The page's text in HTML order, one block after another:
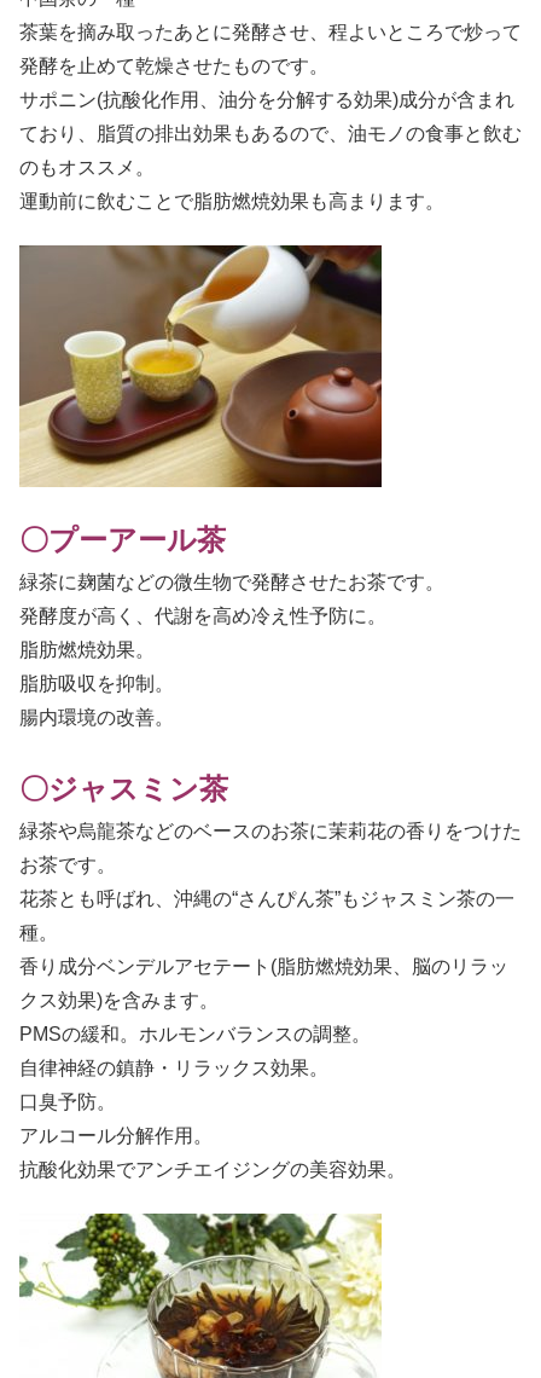
茶葉を摘み取ったあとに発酵させ、程よいところで炒って
発酵を止めて乾燥させたものです。
サポニン(抗酸化作用、油分を分解する効果)成分が含まれ
ており、脂質の排出効果もあるので、油モノの食事と飲む
のもオススメ。
運動前に飲むことで脂肪燃焼効果も高まります。
〇プーアール茶
緑茶に麹菌などの微生物で発酵させたお茶です。
発酵度が高く、代謝を高め冷え性予防に。
脂肪燃焼効果。
脂肪吸収を抑制。
腸内環境の改善。
〇ジャスミン茶
緑茶や烏龍茶などのベースのお茶に茉莉花の香りをつけた
お茶です。
花茶とも呼ばれ、沖縄の“さんぴん茶”もジャスミン茶の一
種。
香り成分ベンデルアセテート(脂肪燃焼効果、脳のリラッ
クス効果)を含みます。
PMSの緩和。ホルモンバランスの調整。
自律神経の鎮静・リラックス効果。
口臭予防。
アルコール分解作用。
抗酸化効果でアンチエイジングの美容効果。